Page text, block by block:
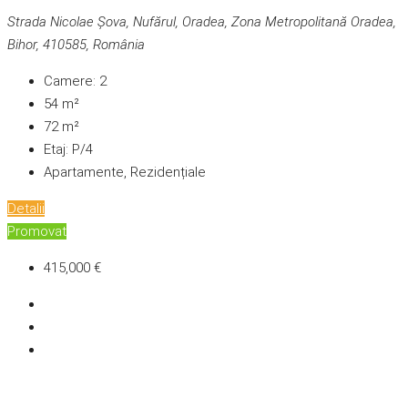
Strada Nicolae Șova, Nufărul, Oradea, Zona Metropolitană Oradea,
Bihor, 410585, România
Camere: 2
54 m²
72m²
Etaj: P/4
Apartamente, Rezidențiale
Detalii
Promovat
415,000 €